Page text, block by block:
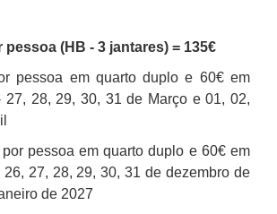
(HB - 3 jantares) = 135€
pessoa em quarto duplo e 60€ em
27, 28, 29, 30, 31 de Março e 01, 02,
pessoa em quarto duplo e 60€ em
27, 28, 29, 30, 31 de dezembro de
de 2027